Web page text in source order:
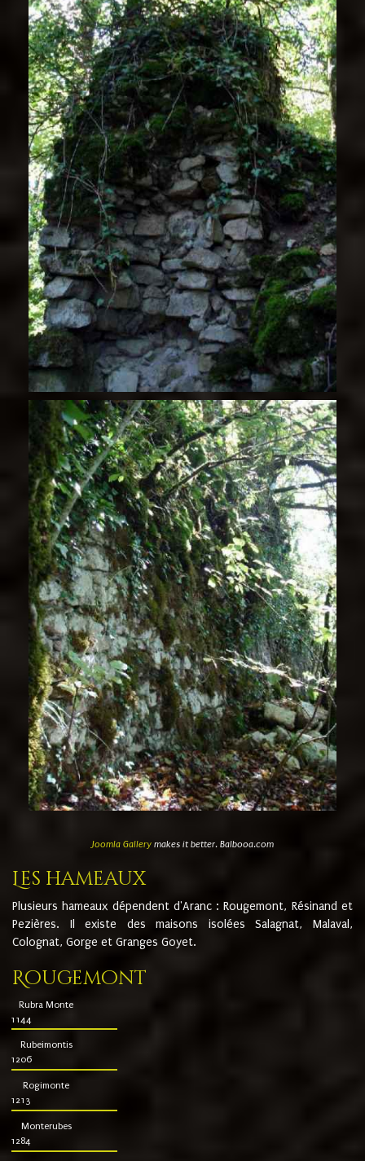
Joomla Gallerymakes it better. Balbooa.com
Les hameaux
Plusieurs hameaux dépendent d'Aranc : Rougemont, Résinand et
Pezières. Il existe des maisons isolées Salagnat, Malaval,
Colognat, Gorge et Granges Goyet.
Rougemont
Rubra Monte
1144
Rubeimontis
1206
Rogimonte
1213
Monterubes
1284